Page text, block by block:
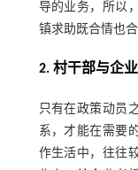
导的业务，所以
镇求助既合情也合
2. 村干部与企
只有在政策动员
系，才能在需要
作生活中，往往